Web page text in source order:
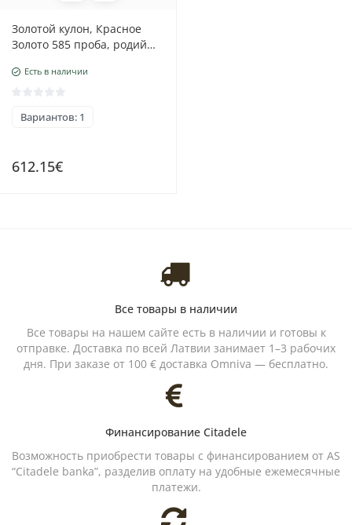
Золотой кулон, Красное
Золото 585 проба, родий
Изумруд
Есть в наличии
Вариантов: 1
612.15€
Все товары в наличии
Все товары на нашем сайте есть в наличии и готовы к
отправке. Доставка по всей Латвии занимает 1–3 рабочих
дня. При заказе от 100 € доставка Omniva — бесплатно.
Финансирование Citadele
Возможность приобрести товары с финансированием от AS
“Citadele banka”, разделив оплату на удобные ежемесячные
платежи.